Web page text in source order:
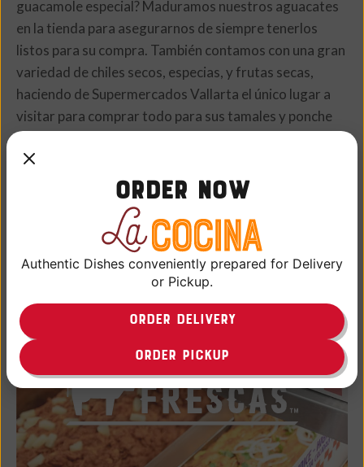
guacamole especial? Maduramos nuestros aguacates
en la tienda para asegurarnos de siempre tenerlos
listos para su compra. También contamos con una gran
variedad de chiles secos, especias, y frutas secas,
haciendo de Supermercados Vallarta el único lugar a
visitar para comprar todo para sus tamales y ponche
Navideño durante las fiestas.
USTED TAMBIÉN PODRÍA ESTAR INTERESADO
EN
Order Now
Authentic Dishes conveniently prepared for Delivery
or Pickup.
ORDER DELIVERY
ORDER PICKUP